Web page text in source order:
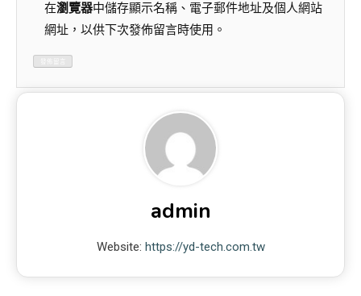
在瀏覽器中儲存顯示名稱、電子郵件地址及個人網站
網址，以供下次發佈留言時使用。
admin
Website: https://yd-tech.com.tw